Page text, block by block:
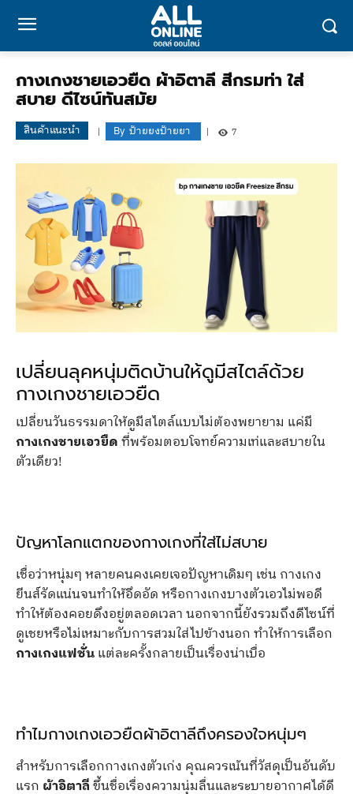
กางเกงชายเอวยืด ผ้าอิตาลี สีกรมท่า ใส่
สบาย ดีไซน์ทันสมัย
สินค้าแนะนำ By ป้ายยงป้ายยา 7
เปลี่ยนลุคหนุ่มติดบ้านให้ดูมีสไตล์ด้วย
กางเกงชายเอวยืด
เปลี่ยนวันธรรมดาให้ดูมีสไตล์แบบไม่ต้องพยายาม แค่มี
กางเกงชายเอวยืดที่พร้อมตอบโจทย์ความเท่และสบายใน
ตัวเดียว!
ปัญหาโลกแตกของกางเกงที่ใส่ไม่สบาย
เชื่อว่าหนุ่มๆ หลายคนคงเคยเจอปัญหาเดิมๆ เช่น กางเกง
ยีนส์รัดแน่นจนทำให้อึดอัด หรือกางเกงบางตัวเอวไม่พอดี
ทำให้ต้องคอยดึงอยู่ตลอดเวลา นอกจากนี้ยังรวมถึงดีไซน์ที่
ดูเชยหรือไม่เหมาะกับการสวมใส่ไปข้างนอก ทำให้การเลือก
กางเกงแฟชั่นแต่ละครั้งกลายเป็นเรื่องน่าเบื่อ
ทำไมกางเกงเอวยืดผ้าอิตาลีถึงครองใจหนุ่มๆ
สำหรับการเลือกกางเกงตัวเก่ง คุณควรเน้นที่วัสดุเป็นอันดับ
แรก ผ้าอิตาลีขึ้นชื่อเรื่องความนุ่มลื่นและระบายอากาศได้ดี